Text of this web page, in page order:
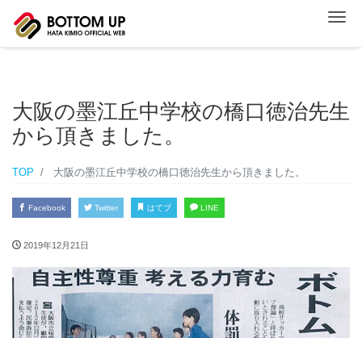
ナ
大阪の墨江丘中学校の橋口徳治先生
から頂きました。
TOP 大阪の墨江丘中学校の橋口徳治先生から頂きました。
Facebook Twitter はてブ LINE
2019年12月21日